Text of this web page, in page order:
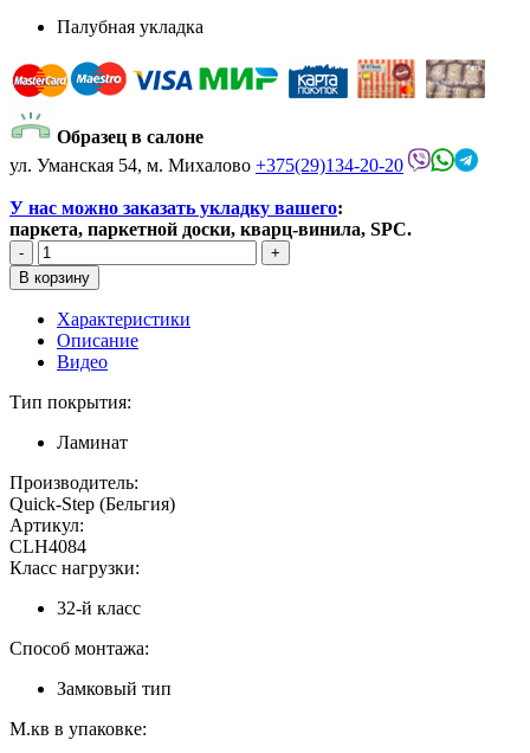
Палубная укладка
Образец в салоне
ул. Уманская 54, м. Михалово +375(29)134-20-20
У нас можно заказать укладку вашего:
паркета, паркетной доски, кварц-винила, SPC.
Характеристики
Описание
Видео
Тип покрытия:
Ламинат
Производитель:
Quick-Step (Бельгия)
Артикул:
CLH4084
Класс нагрузки:
32-й класс
Способ монтажа:
Замковый тип
М.кв в упаковке: